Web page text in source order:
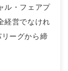
ル・フェアプ
経営でなけれ
ーグから締